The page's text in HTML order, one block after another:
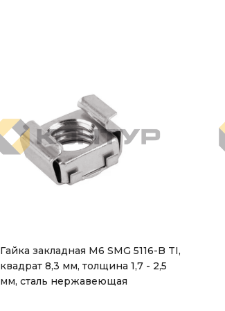
Гайка закладная М6 SMG 5116-B TI,
квадрат 8,3 мм, толщина 1,7 - 2,5
мм, сталь нержавеющая